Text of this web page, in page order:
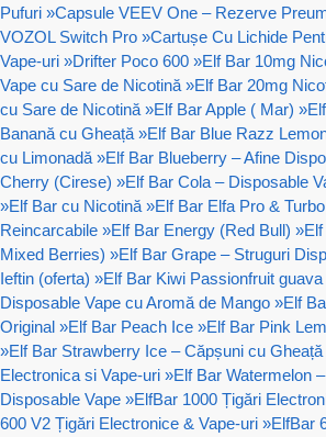
Pufuri »Capsule VEEV One – Rezerve
VOZOL Switch Pro »Cartușe Cu Lichide
Vape-uri »Drifter Poco 600 »Elf Bar 10mg
Vape cu Sare de Nicotină »Elf Bar 20mg
cu Sare de Nicotină »Elf Bar Apple ( Mar) »
Banană cu Gheață »Elf Bar Blue Razz
cu Limonadă »Elf Bar Blueberry – Afine
Cherry (Cirese) »Elf Bar Cola – Disposable
»Elf Bar cu Nicotină »Elf Bar Elfa Pro &
Reincarcabile »Elf Bar Energy (Red Bull) »
Mixed Berries) »Elf Bar Grape – Struguri
Ieftin (oferta) »Elf Bar Kiwi Passionfruit guava
Disposable Vape cu Aromă de Mango »Elf
Original »Elf Bar Peach Ice »Elf Bar Pink
»Elf Bar Strawberry Ice – Căpșuni cu Gheață
Electronica si Vape-uri »Elf Bar Watermelon
Disposable Vape »ElfBar 1000 Țigări
600 V2 Țigări Electronice & Vape-uri »ElfBar